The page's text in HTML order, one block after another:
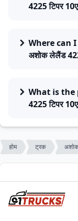
4225 टिपर
Where can
अशोक लेलैंड
What is the
4225 टिपर
होम ट्रक